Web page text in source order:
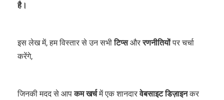
है।
इस लेख में, हम विस्तार से उन सभीटिप्सऔररणनीतियोंपर चर्चा
करेंगे,
जिनकी मदद से आपकम खर्चमें एक शानदारवेबसाइट डिज़ाइनकर